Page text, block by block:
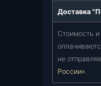
Доставка
Стоимость и
не
России».